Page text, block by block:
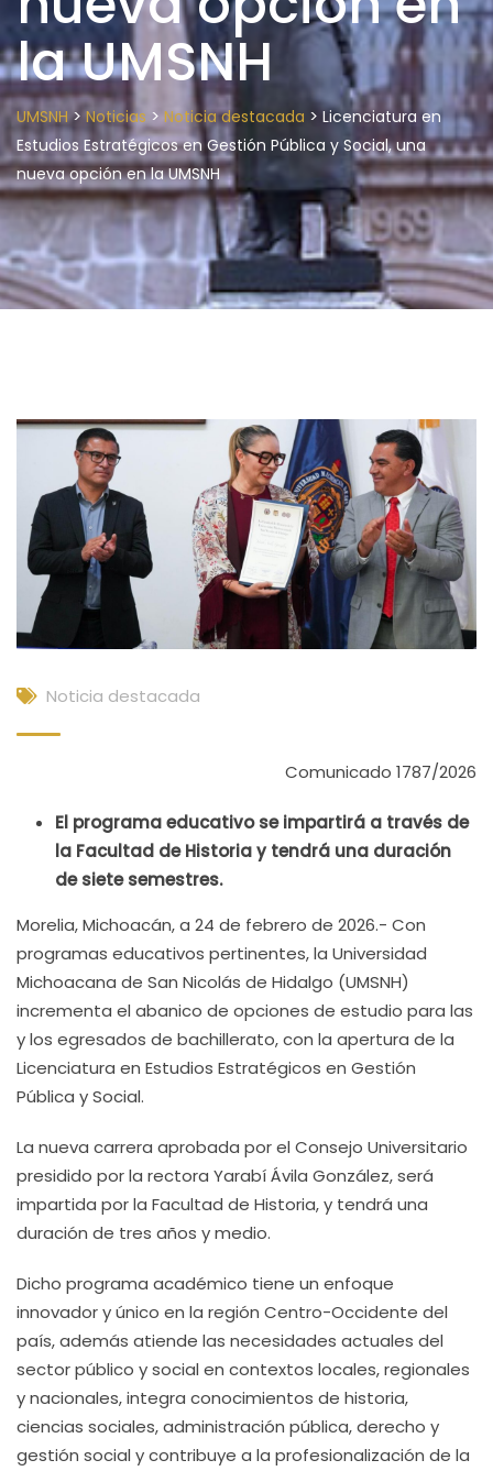
la UMSNH
UMSNH> Noticias > Noticia destacada > Licenciatura en
Estudios Estratégicos en Gestión Pública y Social, una
nueva opción en la UMSNH
Noticia destacada
Comunicado 1787/2026
El programa educativo se impartirá a través de
la Facultad de Historia y tendrá una duración
de siete semestres.
Morelia, Michoacán, a 24 de febrero de 2026.- Con
programas educativos pertinentes, la Universidad
Michoacana de San Nicolás de Hidalgo (UMSNH)
incrementa el abanico de opciones de estudio para las
y los egresados de bachillerato, con la apertura de la
Licenciatura en Estudios Estratégicos en Gestión
Pública y Social.
La nueva carrera aprobada por el Consejo Universitario
presidido por la rectora Yarabí Ávila González, será
impartida por la Facultad de Historia, y tendrá una
duración de tres años y medio.
Dicho programa académico tiene un enfoque
innovador y único en la región Centro-Occidente del
país, además atiende las necesidades actuales del
sector público y social en contextos locales, regionales
y nacionales, integra conocimientos de historia,
ciencias sociales, administración pública, derecho y
gestión social y contribuye a la profesionalización de la